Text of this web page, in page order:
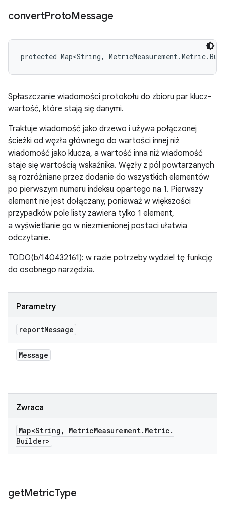
convertProtoMessage
protected Map<String,
Spłaszczanie wiadomości protokołu do zbioru par klucz-
wartość, które stają się danymi.
Traktuje wiadomość jako drzewo i używa połączonej
ścieżki od węzła głównego do wartości innej niż
wiadomość jako klucza, a wartość inna niż wiadomość
staje się wartością wskaźnika. Węzły z pól powtarzanych
są rozróżniane przez dodanie do wszystkich elementów
po pierwszym numeru indeksu opartego na 1. Pierwszy
element nie jest dołączany, ponieważ w większości
przypadków pole listy zawiera tylko 1 element,
a wyświetlanie go w niezmienionej postaci ułatwia
odczytanie.
TODO(b/140432161): w razie potrzeby wydziel tę funkcję
do osobnego narzędzia.
Parametry
reportMessage
Message
Zwraca
Map<String , MetricMeasurement. Metric .
Builder>
getMetricType